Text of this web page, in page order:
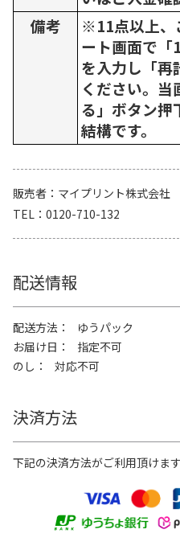
備考
※11点以上、
ート画面で「
を入力し「再
ください。
る」ボタン押
結構です。
販売者
マイプリント株式会社
TEL
0120-710-132
配送情報
配送方法
ゆうパック
お届け日
指定不可
のし
対応不可
決済方法
下記の決済方法がご利用頂けます